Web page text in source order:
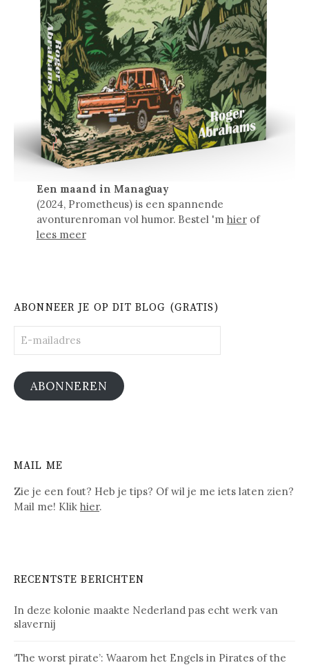
Een maand in Managuay
(2024, Prometheus) is een spannende
avonturenroman vol humor. Bestel 'm hierof
lees meer
ABONNEER JE OP DIT BLOG (GRATIS)
mailadres
ABONNEREN
MAIL ME
Zie je een fout? Heb je tips? Of wil je me iets laten zien?
Mail me! Klik hier.
RECENTSTE BERICHTEN
In deze kolonie maakte Nederland pas echt werk van
slavernij
‘The worst pirate’: Waarom het Engels in Pirates of the